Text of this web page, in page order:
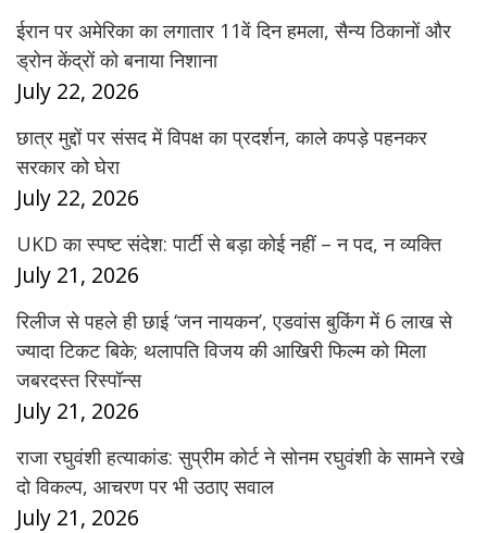
ईरान पर अमेरिका का लगातार 11वें दिन हमला, सैन्य ठिकानों और
ड्रोन केंद्रों को बनाया निशाना
July 22, 2026
छात्र मुद्दों पर संसद में विपक्ष का प्रदर्शन, काले कपड़े पहनकर
सरकार को घेरा
July 22, 2026
UKD का स्पष्ट संदेश: पार्टी से बड़ा कोई नहीं – न पद, न व्यक्ति
July 21, 2026
रिलीज से पहले ही छाई ‘जन नायकन’, एडवांस बुकिंग में 6 लाख से
ज्यादा टिकट बिके; थलापति विजय की आखिरी फिल्म को मिला
जबरदस्त रिस्पॉन्स
July 21, 2026
राजा रघुवंशी हत्याकांड: सुप्रीम कोर्ट ने सोनम रघुवंशी के सामने रखे
दो विकल्प, आचरण पर भी उठाए सवाल
July 21, 2026